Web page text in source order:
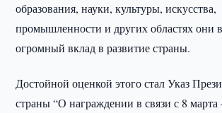
образования, науки, культуры, искусства,
промышленности и других областях они
огромный вклад в развитие страны.
Достойной оценкой этого стал Указ
страны “О награждении в связи с 8 марта